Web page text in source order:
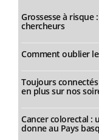
Grossesse à
chercheurs
Comment oublier
Toujours
en plus sur nos
Cancer colorectal :
donne au Pays